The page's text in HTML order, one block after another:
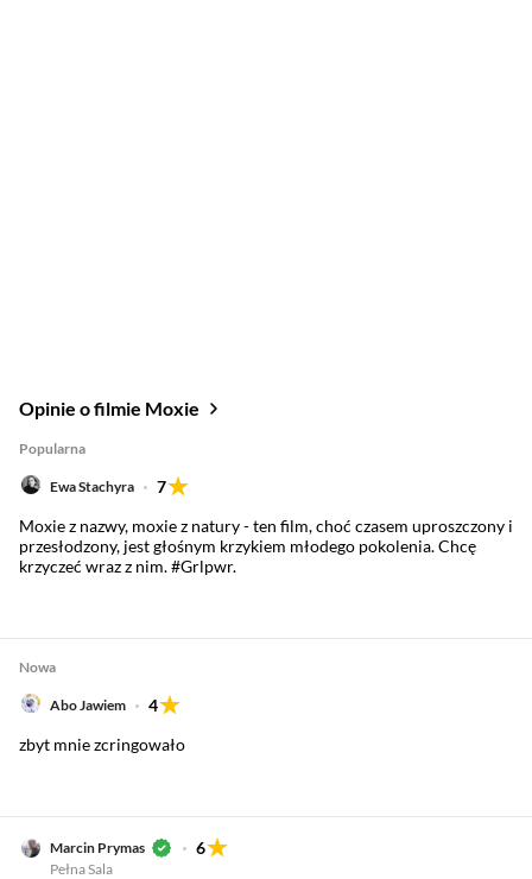
Opinie o filmie Moxie
Popularna
Ewa Stachyra
7
Moxie z nazwy, moxie z natury - ten film, choć czasem uproszczony i
przesłodzony, jest głośnym krzykiem młodego pokolenia. Chcę
krzyczeć wraz z nim. #Grlpwr.
Nowa
Abo Jawiem
4
zbyt mnie zcringowało
Marcin Prymas 6
Pełna Sala